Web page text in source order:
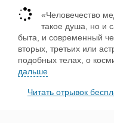
«Человечество
такое душа, но и
быта, и современный
вторых, третьих или
подобных телах, о
дальше
Читать отрывок